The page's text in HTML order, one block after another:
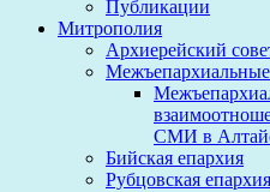
Публикации
Митрополия
Архиерейский
Межъепархиальные
СМИ в
Бийская епархия
Рубцовская епархия